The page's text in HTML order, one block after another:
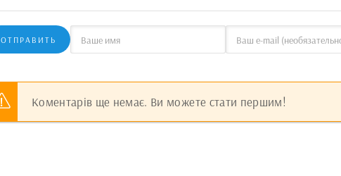
ОТПРАВИТЬ
Коментарів ще немає. Ви можете стати першим!